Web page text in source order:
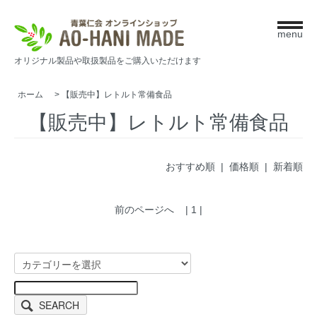
オリジナル製品や取扱製品をご購入いただけます
ホーム > 【販売中】レトルト常備食品
menu
【販売中】レトルト常備食品
おすすめ順 | 価格順 | 新着順
前のページへ | 1 |
SEARCH